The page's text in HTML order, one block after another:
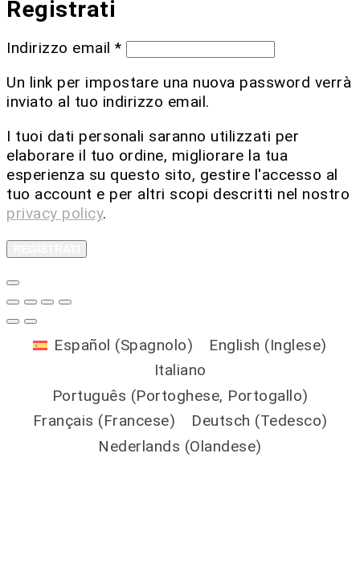
Registrati
Indirizzo email *
Un link per impostare una nuova password verrà
inviato al tuo indirizzo email.
I tuoi dati personali saranno utilizzati per
elaborare il tuo ordine, migliorare la tua
esperienza su questo sito, gestire l'accesso al
tuo account e per altri scopi descritti nel nostro
privacy policy.
Español (Spagnolo) English (Inglese)
Italiano
Português (Portoghese, Portogallo)
Français (Francese) Deutsch (Tedesco)
Nederlands (Olandese)